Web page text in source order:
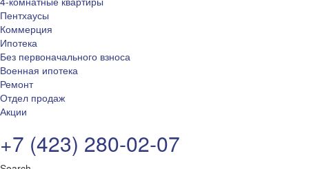
Пентхаусы
Коммерция
Ипотека
Без первоначального взноса
Военная ипотека
Ремонт
Отдел продаж
Акции
+7 (423) 280-02-07